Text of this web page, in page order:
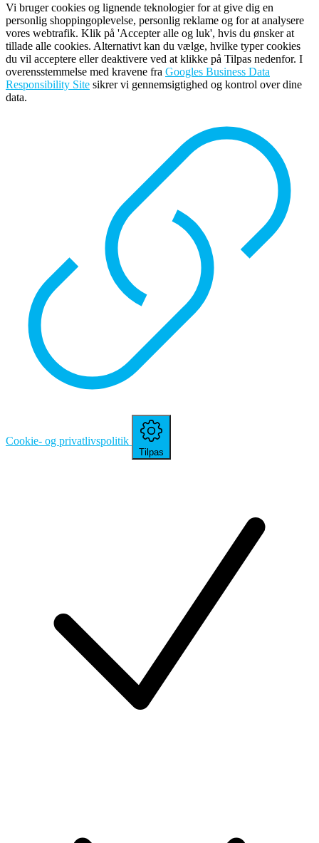
Vi bruger cookies og lignende teknologier for at give dig en
personlig shoppingoplevelse, personlig reklame og for at analysere
vores webtrafik. Klik på 'Accepter alle og luk', hvis du ønsker at
tillade alle cookies. Alternativt kan du vælge, hvilke typer cookies
du vil acceptere eller deaktivere ved at klikke på Tilpas nedenfor. I
overensstemmelse med kravene fra Googles Business Data
Responsibility Site sikrer vi gennemsigtighed og kontrol over dine
data.
Cookie- og privatlivspolitik
Tilpas